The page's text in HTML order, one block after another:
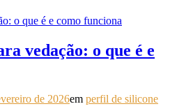
vedação: o que é e
de 2026em perfil de silicone